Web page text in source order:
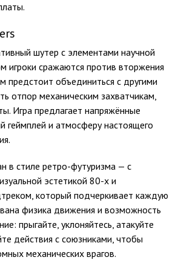
шутер с элементами научной
игроки сражаются против вторжения
предстоит объединиться с другими
отпор механическим захватчикам,
Игра предлагает напряжённые
геймплей и атмосферу настоящего
в стиле ретро-футуризма — с
эстетикой 80-х и
который подчеркивает каждую
физика движения и возможность
прыгайте, уклоняйтесь, атакуйте
действия с союзниками, чтобы
механических врагов.